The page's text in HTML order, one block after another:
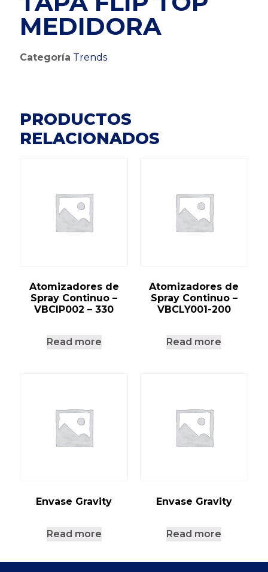
MEDIDORA
Categoría Trends
PRODUCTOS
RELACIONADOS
Atomizadores de
Spray Continuo –
VBCIP002 – 330
Read more
Atomizadores de
Spray Continuo –
VBCLY001-200
Read more
Envase Gravity
Read more
Envase Gravity
Read more